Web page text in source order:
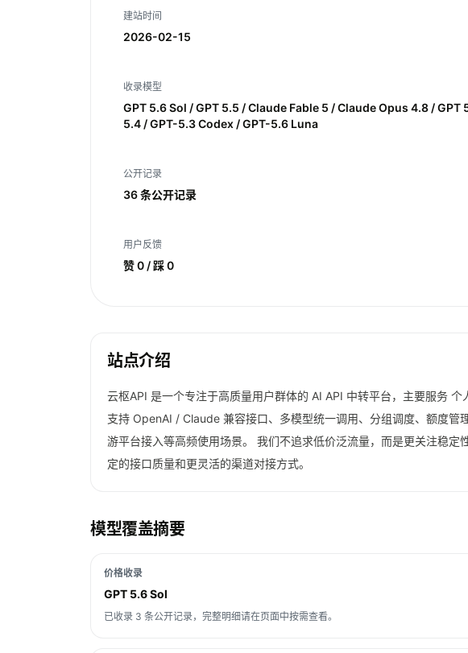
建站时间
2026-02-15
收录模型
GPT 5.6 Sol / GPT 5.5 / Claude Fable 5 / Claude Opus 4.8 /
5.4 / GPT-5.3 Codex / GPT-5.6 Luna
公开记录
36 条公开记录
用户反馈
赞 0 / 踩 0
站点介绍
云枢API 是一个专注于高质量用户群体的 AI API 中转平台，主要服务
支持 OpenAI / Claude 兼容接口、多模型统一调用、分组调度、额度
游平台接入等高频使用场景。 我们不追求低价泛流量，而是更关注稳
定的接口质量和更灵活的渠道对接方式。
模型覆盖摘要
价格收录
GPT 5.6 Sol
已收录 3 条公开记录，完整明细请在页面中按需查看。